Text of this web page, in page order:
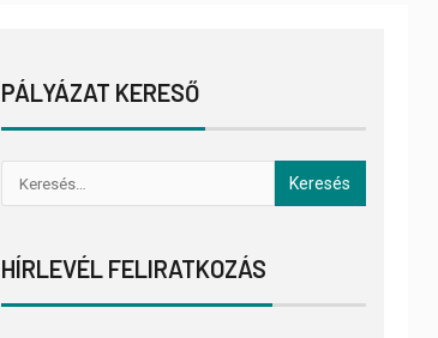
PÁLYÁZAT KERESŐ
HÍRLEVÉL FELIRATKOZÁS